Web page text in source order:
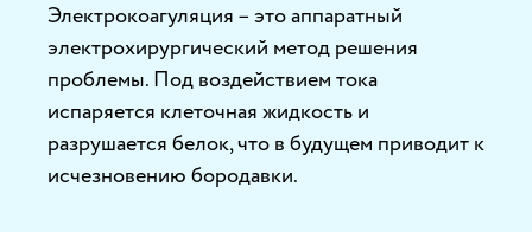
Электрокоагуляция – это аппаратный
электрохирургический метод решения
проблемы. Под воздействием тока
испаряется клеточная жидкость и
разрушается белок, что в будущем приводит к
исчезновению бородавки.